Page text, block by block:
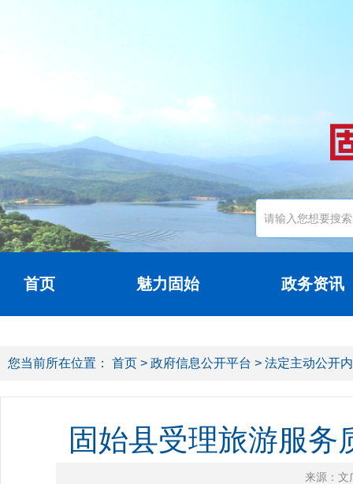
首页 魅力固始 政务资讯
您当前所在位置： 首页 > 政府信息公开平台 > 法定主动公开
固始县受理旅游服
来源：文